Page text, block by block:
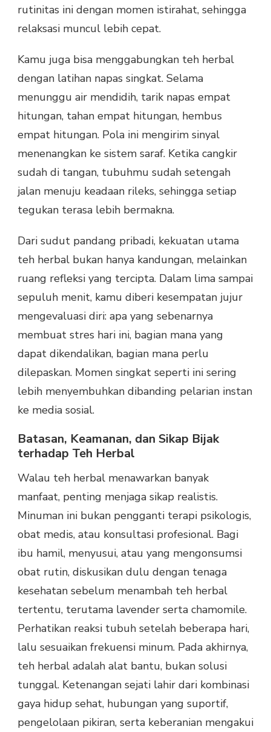
rutinitas ini dengan momen istirahat, sehingga
relaksasi muncul lebih cepat.
Kamu juga bisa menggabungkan teh herbal
dengan latihan napas singkat. Selama
menunggu air mendidih, tarik napas empat
hitungan, tahan empat hitungan, hembus
empat hitungan. Pola ini mengirim sinyal
menenangkan ke sistem saraf. Ketika cangkir
sudah di tangan, tubuhmu sudah setengah
jalan menuju keadaan rileks, sehingga setiap
tegukan terasa lebih bermakna.
Dari sudut pandang pribadi, kekuatan utama
teh herbal bukan hanya kandungan, melainkan
ruang refleksi yang tercipta. Dalam lima sampai
sepuluh menit, kamu diberi kesempatan jujur
mengevaluasi diri: apa yang sebenarnya
membuat stres hari ini, bagian mana yang
dapat dikendalikan, bagian mana perlu
dilepaskan. Momen singkat seperti ini sering
lebih menyembuhkan dibanding pelarian instan
ke media sosial.
Batasan, Keamanan, dan Sikap Bijak
terhadap Teh Herbal
Walau teh herbal menawarkan banyak
manfaat, penting menjaga sikap realistis.
Minuman ini bukan pengganti terapi psikologis,
obat medis, atau konsultasi profesional. Bagi
ibu hamil, menyusui, atau yang mengonsumsi
obat rutin, diskusikan dulu dengan tenaga
kesehatan sebelum menambah teh herbal
tertentu, terutama lavender serta chamomile.
Perhatikan reaksi tubuh setelah beberapa hari,
lalu sesuaikan frekuensi minum. Pada akhirnya,
teh herbal adalah alat bantu, bukan solusi
tunggal. Ketenangan sejati lahir dari kombinasi
gaya hidup sehat, hubungan yang suportif,
pengelolaan pikiran, serta keberanian mengakui